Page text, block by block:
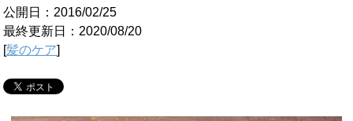
公開日：2016/02/25
最終更新日：2020/08/20
[髪のケア]